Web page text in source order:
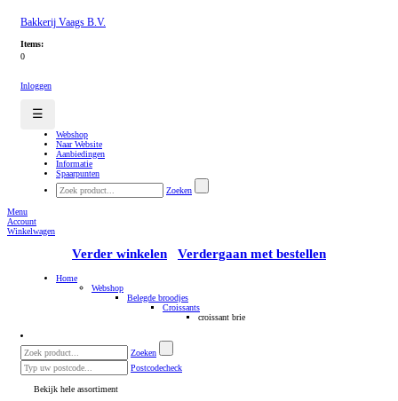
Bakkerij Vaags B.V.
Items:
0
Inloggen
☰
Webshop
Naar Website
Aanbiedingen
Informatie
Spaarpunten
Zoeken
Menu
Account
Winkelwagen
Verder winkelen Verdergaan met bestellen
Home
Webshop
Belegde broodjes
Croissants
croissant brie
Zoeken
Postcodecheck
Bekijk hele assortiment